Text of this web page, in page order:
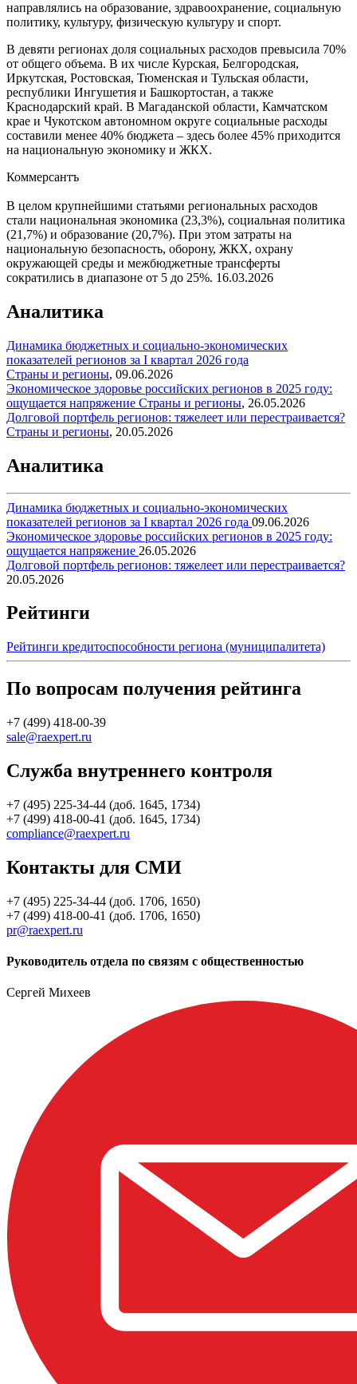
направлялись на образование, здравоохранение, социальную
политику, культуру, физическую культуру и спорт.
В девяти регионах доля социальных расходов превысила 70%
от общего объема. В их числе Курская, Белгородская,
Иркутская, Ростовская, Тюменская и Тульская области,
республики Ингушетия и Башкортостан, а также
Краснодарский край. В Магаданской области, Камчатском
крае и Чукотском автономном округе социальные расходы
составили менее 40% бюджета – здесь более 45% приходится
на национальную экономику и ЖКХ.
Коммерсантъ
В целом крупнейшими статьями региональных расходов
стали национальная экономика (23,3%), социальная политика
(21,7%) и образование (20,7%). При этом затраты на
национальную безопасность, оборону, ЖКХ, охрану
окружающей среды и межбюджетные трансферты
сократились в диапазоне от 5 до 25%. 16.03.2026
Аналитика
Динамика бюджетных и социально-экономических
показателей регионов за I квартал 2026 года
Страны и регионы, 09.06.2026
Экономическое здоровье российских регионов в 2025 году:
ощущается напряжение Страны и регионы, 26.05.2026
Долговой портфель регионов: тяжелеет или перестраивается?
Страны и регионы, 20.05.2026
Аналитика
Динамика бюджетных и социально-экономических
показателей регионов за I квартал 2026 года 09.06.2026
Экономическое здоровье российских регионов в 2025 году:
ощущается напряжение 26.05.2026
Долговой портфель регионов: тяжелеет или перестраивается?
20.05.2026
Рейтинги
Рейтинги кредитоспособности региона (муниципалитета)
По вопросам получения рейтинга
+7 (499) 418-00-39
sale@raexpert.ru
Служба внутреннего контроля
+7 (495) 225-34-44 (доб. 1645, 1734)
+7 (499) 418-00-41 (доб. 1645, 1734)
compliance@raexpert.ru
Контакты для СМИ
+7 (495) 225-34-44 (доб. 1706, 1650)
+7 (499) 418-00-41 (доб. 1706, 1650)
pr@raexpert.ru
Руководитель отдела по связям с общественностью
Сергей Михеев